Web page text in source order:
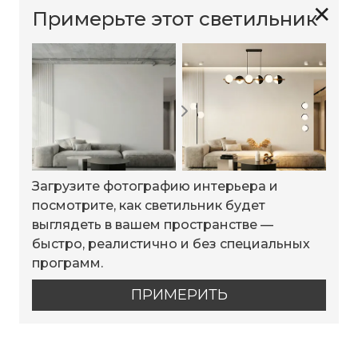
✕
Примерьте этот светильник
Загрузите фотографию интерьера и
посмотрите, как светильник будет
выглядеть в вашем пространстве —
быстро, реалистично и без специальных
программ.
ПРИМЕРИТЬ